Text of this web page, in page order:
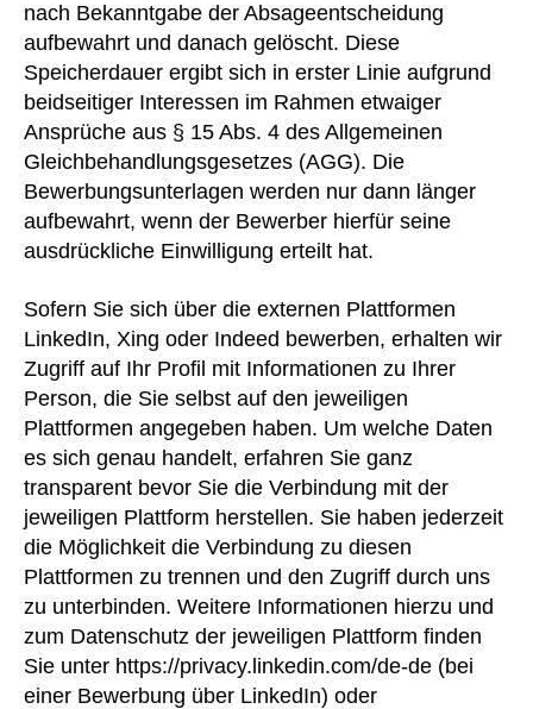
nach Bekanntgabe der Absageentscheidung
aufbewahrt und danach gelöscht. Diese
Speicherdauer ergibt sich in erster Linie aufgrund
beidseitiger Interessen im Rahmen etwaiger
Ansprüche aus § 15 Abs. 4 des Allgemeinen
Gleichbehandlungsgesetzes (AGG). Die
Bewerbungsunterlagen werden nur dann länger
aufbewahrt, wenn der Bewerber hierfür seine
ausdrückliche Einwilligung erteilt hat.
Sofern Sie sich über die externen Plattformen
LinkedIn, Xing oder Indeed bewerben, erhalten wir
Zugriff auf Ihr Profil mit Informationen zu Ihrer
Person, die Sie selbst auf den jeweiligen
Plattformen angegeben haben. Um welche Daten
es sich genau handelt, erfahren Sie ganz
transparent bevor Sie die Verbindung mit der
jeweiligen Plattform herstellen. Sie haben jederzeit
die Möglichkeit die Verbindung zu diesen
Plattformen zu trennen und den Zugriff durch uns
zu unterbinden. Weitere Informationen hierzu und
zum Datenschutz der jeweiligen Plattform finden
Sie unter https://privacy.linkedin.com/de-de (bei
einer Bewerbung über LinkedIn) oder